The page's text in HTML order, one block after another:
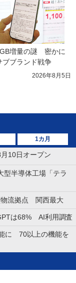
増量の謎　密かに
ブブランド戦争
2026年8月5日
1カ月
10日オープン
型半導体工場「テラ
物流拠点 関西最大
は68% AI利用調査
に 70以上の機能を